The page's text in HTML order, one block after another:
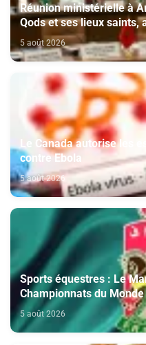
Réunion ministérielle à
Qods et ses lieux saints,
Maroc
5 août 2026
Le Canada autorise les
contre Ebola
5 août 2026
Sports équestres : Le
Championnats du
5 août 2026